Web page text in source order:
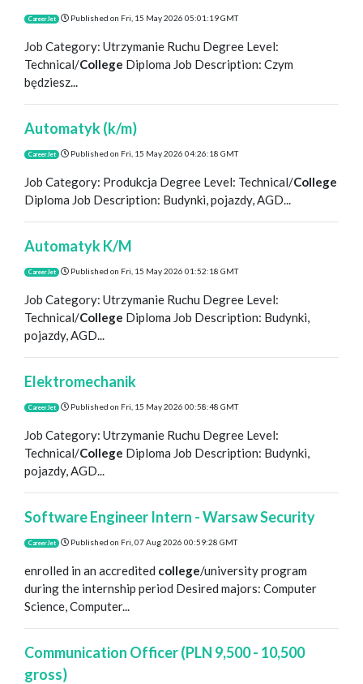
CareerJet Published on Fri, 15 May 2026 05:01:19 GMT
Job Category: Utrzymanie Ruchu Degree Level:
Technical/College Diploma Job Description: Czym
będziesz...
Automatyk (k/m)
CareerJet Published on Fri, 15 May 2026 04:26:18 GMT
Job Category: Produkcja Degree Level: Technical/College
Diploma Job Description: Budynki, pojazdy, AGD...
Automatyk K/M
CareerJet Published on Fri, 15 May 2026 01:52:18 GMT
Job Category: Utrzymanie Ruchu Degree Level:
Technical/College Diploma Job Description: Budynki,
pojazdy, AGD...
Elektromechanik
CareerJet Published on Fri, 15 May 2026 00:58:48 GMT
Job Category: Utrzymanie Ruchu Degree Level:
Technical/College Diploma Job Description: Budynki,
pojazdy, AGD...
Software Engineer Intern - Warsaw Security
CareerJet Published on Fri, 07 Aug 2026 00:59:28 GMT
enrolled in an accredited college/university program
during the internship period Desired majors: Computer
Science, Computer...
Communication Officer (PLN 9,500 - 10,500
gross)